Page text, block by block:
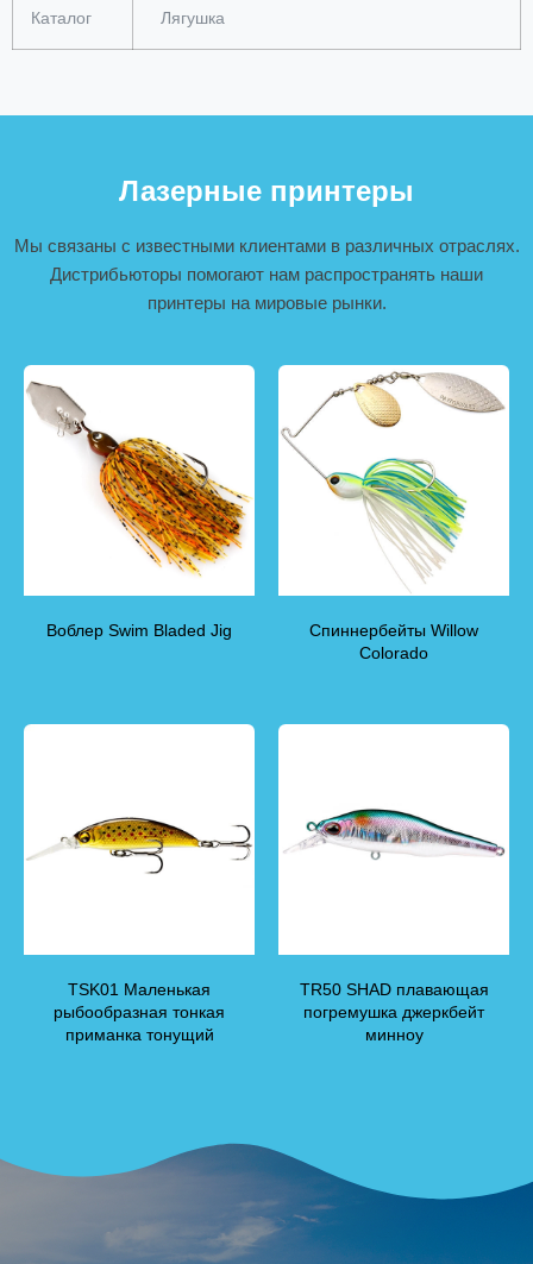
Каталог Лягушка
Лазерные принтеры
Мы связаны с известными клиентами в различных отраслях.
Дистрибьюторы помогают нам распространять наши
принтеры на мировые рынки.
Воблер Swim Bladed Jig
Спиннербейты Willow
Colorado
TSK01 Маленькая
рыбообразная тонкая
приманка тонущий
TR50 SHAD плавающая
погремушка джеркбейт
минноу